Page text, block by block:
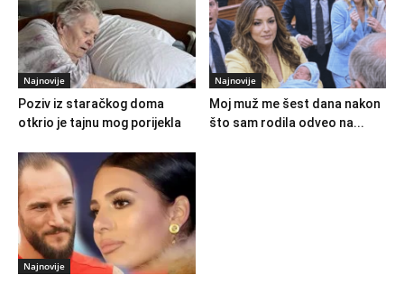
Najnovije
Poziv iz staračkog doma
otkrio je tajnu mog porijekla
Najnovije
Moj muž me šest dana nakon
što sam rodila odveo na...
Najnovije